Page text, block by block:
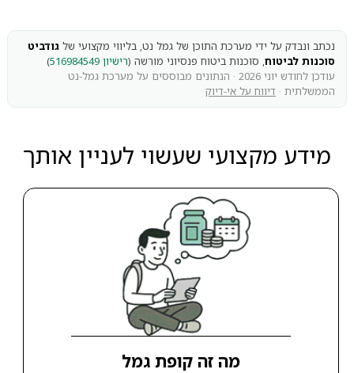
נכתב ונבדק על ידי מערכת התוכן של גמל נט, בליווי מקצועי של גודביט
סוכנות לביטוח, סוכנות ביטוח פנסיוני מורשה (רישיון 516984549
)
עודכן לחודש יוני 2026 · הנתונים מבוססים על מערכת גמל-נט
הממשלתית · דיווח על אי-דיוק
מידע מקצועי שעשוי לעניין אותך
מה זה קופת גמל